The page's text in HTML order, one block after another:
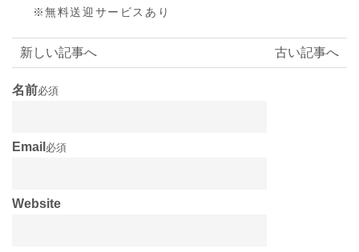
※無料送迎サービスあり
古い記事へ
新しい記事へ
名前必須
Email 必須
Website